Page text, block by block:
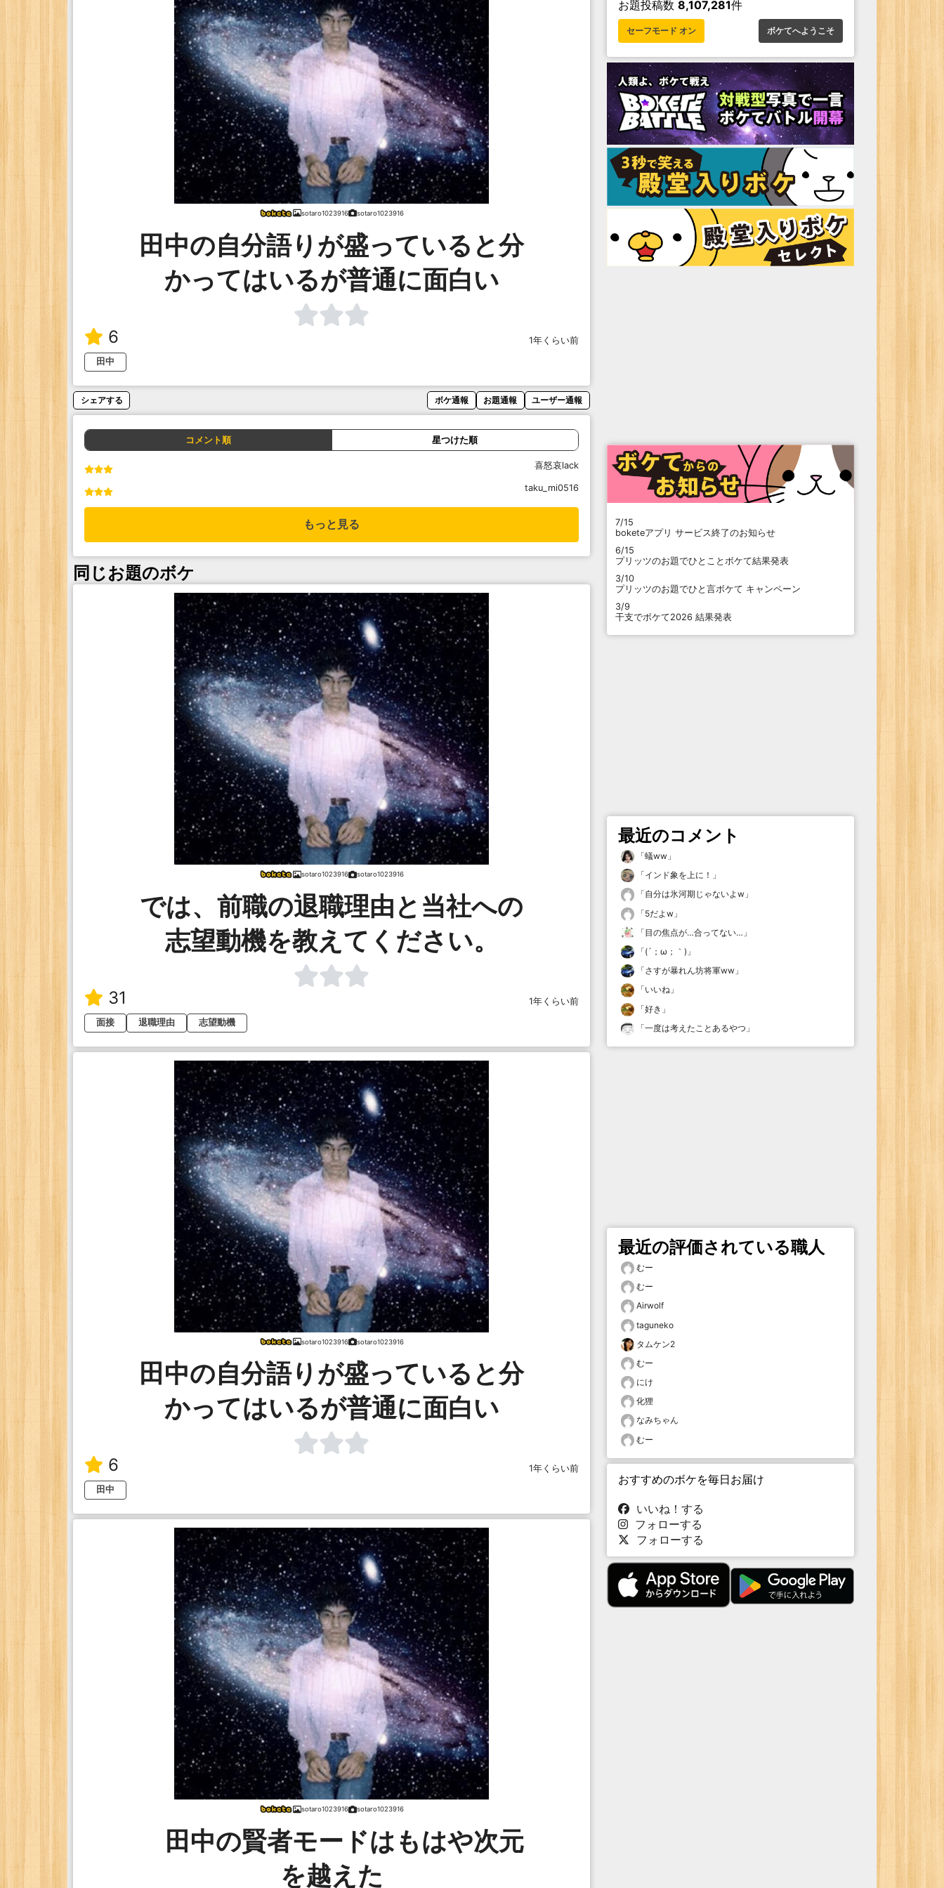
sotaro1023916 sotaro1023916
田中の自分語りが盛っていると分
かってはいるが普通に面白い
6
1年くらい前
田中
シェアする ボケ通報 お題通報 ユーザー通報
コメント順 星つけた順
喜怒哀lack
taku_mi0516
もっと見る
同じお題のボケ
sotaro1023916 sotaro1023916
では、前職の退職理由と当社への
志望動機を教えてください。
31
1年くらい前
面接
退職理由 志望動機
sotaro1023916 sotaro1023916
田中の自分語りが盛っていると分
かってはいるが普通に面白い
6
1年くらい前
田中
sotaro1023916 sotaro1023916
田中の賢者モードはもはや次元
を越えた
お題投稿数 8,107,281件
セーフモード オン ボケてへようこそ
7/15
boketeアプリ サービス終了のお知らせ
6/15
プリッツのお題でひとことボケて結果発表
3/10
プリッツのお題でひと言ボケて キャンペーン
3/9
干支でボケて2026 結果発表
最近のコメント
「蟻ww 」
「インド象を上に！ 」
「自分は氷河期じゃないよw 」
「5だよw 」
「目の焦点が…合ってない… 」
「(´；ω；｀) 」
「さすが暴れん坊将軍ww 」
「いいね 」
「好き 」
「一度は考えたことあるやつ 」
最近の評価されている職人
むー
むー
Airwolf
taguneko
タムケン2
むー
にけ
化狸
なみちゃん
むー
おすすめのボケを毎日お届け
いいね！する
フォローする
フォローする